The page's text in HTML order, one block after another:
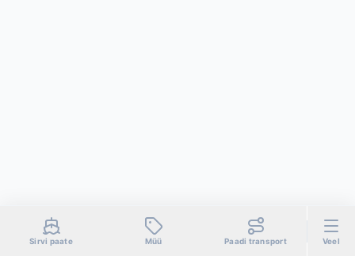
Sirvi paate Müü Paadi transport Veel